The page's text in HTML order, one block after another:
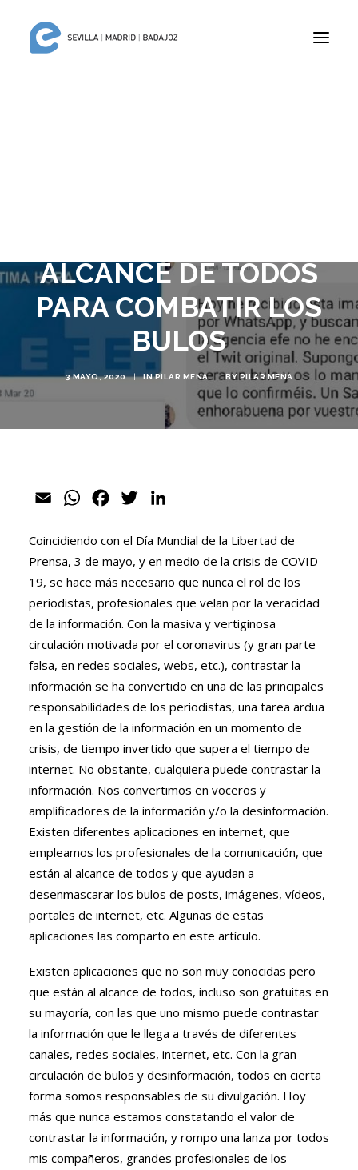
ALCANCE DE TODOS
PARA COMBATIR LOS
BULOS
3 MAYO, 2020 | INPILAR MENA | BY PILAR MENA
Email WhatsAppFacebook
Twitter
Coincidiendo con el Día Mundial de la Libertad de
Prensa, 3 de mayo, y en medio de la crisis de COVID-
19, se hace más necesario que nunca el rol de los
periodistas, profesionales que velan por la veracidad
de la información. Con la masiva y vertiginosa
circulación motivada por el coronavirus (y gran parte
falsa, en redes sociales, webs, etc.), contrastar la
información se ha convertido en una de las principales
responsabilidades de los periodistas, una tarea ardua
en la gestión de la información en un momento de
crisis, de tiempo invertido que supera el tiempo de
internet. No obstante, cualquiera puede contrastar la
información. Nos convertimos en voceros y
amplificadores de la información y/o la desinformación.
Existen diferentes aplicaciones en internet, que
empleamos los profesionales de la comunicación, que
están al alcance de todos y que ayudan a
desenmascarar los bulos de posts, imágenes, vídeos,
portales de internet, etc. Algunas de estas
aplicaciones las comparto en este artículo.
Existen aplicaciones que no son muy conocidas pero
que están al alcance de todos, incluso son gratuitas en
su mayoría, con las que uno mismo puede contrastar
la información que le llega a través de diferentes
canales, redes sociales, internet, etc. Con la gran
circulación de bulos y desinformación, todos en cierta
forma somos responsables de su divulgación. Hoy
más que nunca estamos constatando el valor de
contrastar la información, y rompo una lanza por todos
mis compañeros, grandes profesionales de los